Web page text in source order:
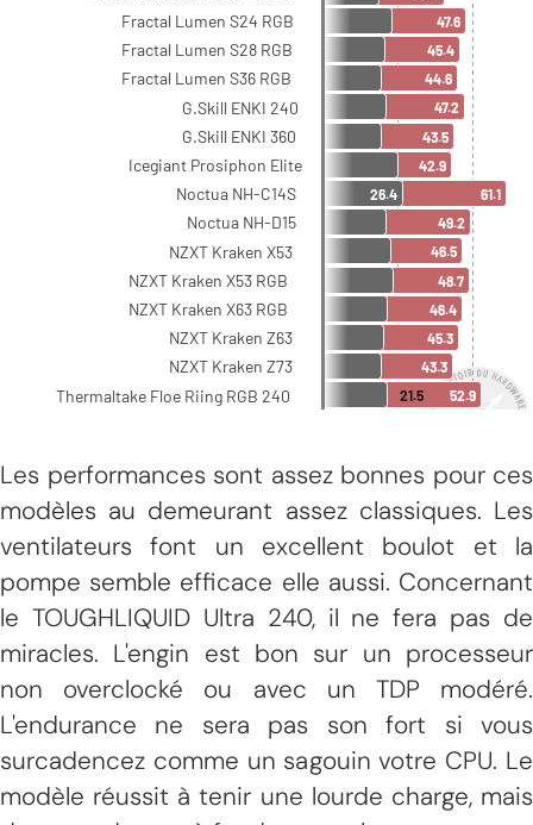
Les performances sont assez bonnes pour ces
modèles au demeurant assez classiques. Les
ventilateurs font un excellent boulot et la
pompe semble efficace elle aussi. Concernant
le TOUGHLIQUID Ultra 240, il ne fera pas de
miracles. L'engin est bon sur un processeur
non overclocké ou avec un TDP modéré.
L'endurance ne sera pas son fort si vous
surcadencez comme un sagouin votre CPU. Le
modèle réussit à tenir une lourde charge, mais